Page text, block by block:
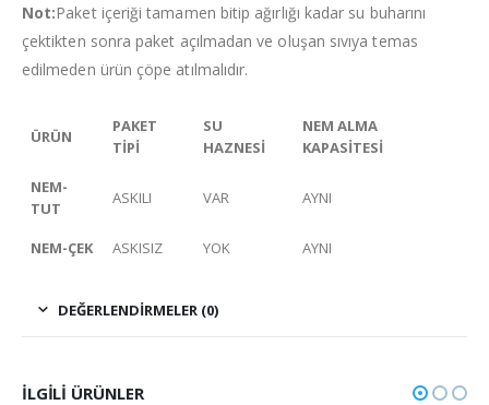
Not:Paket içeriği tamamen bitip ağırlığı kadar su buharını
çektikten sonra paket açılmadan ve oluşan sıvıya temas
edilmeden ürün çöpe atılmalıdır.
ÜRÜN
PAKET
TİPİ
SU
HAZNESİ
NEM ALMA
KAPASİTESİ
NEM-
TUT
ASKILI VAR AYNI
NEM-ÇEK ASKISIZ YOK AYNI
DEĞERLENDIRMELER (0)
İLGILI ÜRÜNLER